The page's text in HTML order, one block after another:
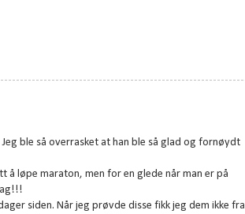
ble så overrasket at han ble så glad og fornøydt
å løpe maraton, men for en glede når man er på
siden. Når jeg prøvde disse fikk jeg dem ikke fra